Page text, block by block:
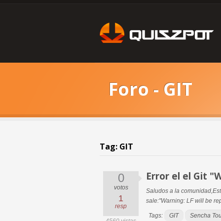
Foro - GIT
Tag: GIT
0
votos
1
resp
Error el el Git
Saludos a la
sale:"Warning: LF will be
Tags: GIT Sencha